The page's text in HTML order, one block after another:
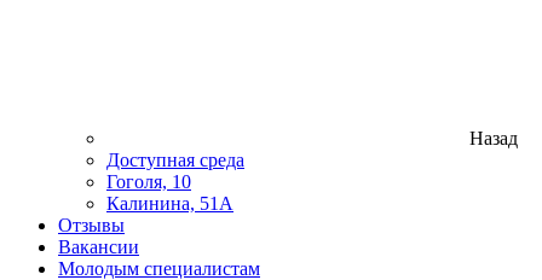
Назад
Доступная среда
Гоголя, 10
Калинина, 51А
Отзывы
Вакансии
Молодым специалистам